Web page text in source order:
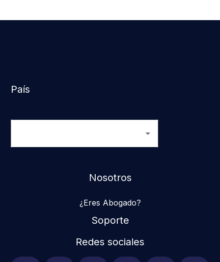
País
Nosotros
¿Eres Abogado?
Soporte
Redes sociales